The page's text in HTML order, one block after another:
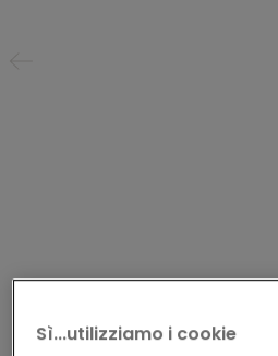
ACCESSORI PER LAMINATO
Sì...utilizziamo i cookie